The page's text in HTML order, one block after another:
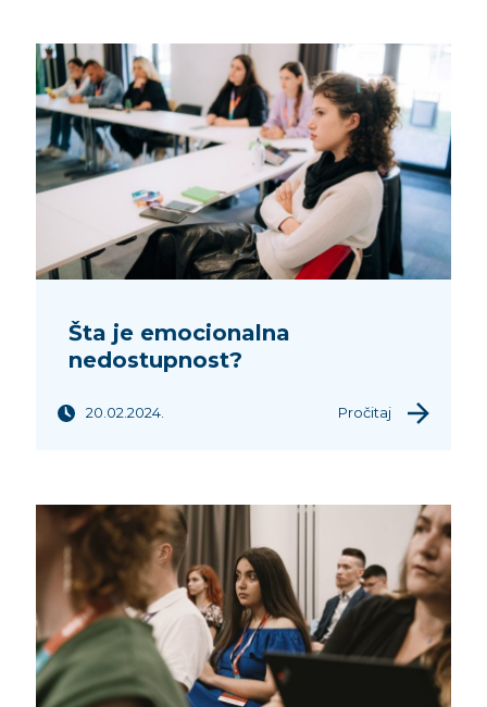
Šta je emocionalna
nedostupnost?
20.02.2024. Pročitaj